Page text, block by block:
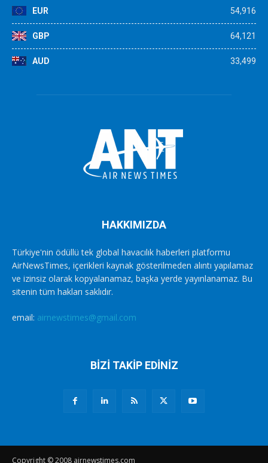
EUR 54,916
GBP 64,121
AUD 33,499
HAKKIMIZDA
Türkiye'nin ödüllü tek global havacılık haberleri platformu
AirNewsTimes, içerikleri kaynak gösterilmeden alıntı yapılamaz
ve izinsiz olarak kopyalanamaz, başka yerde yayınlanamaz. Bu
sitenin tüm hakları saklıdır.
email: airnewstimes@gmail.com
BİZİ TAKİP EDİNİZ
Copyright © 2008 airnewstimes.com